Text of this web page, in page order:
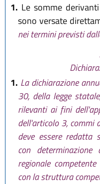
1. Le somme
sono versate
nei termini previsti
1. La dichiarazione
30, della legge
rilevanti ai fini
dell'articolo 3, commi
deve essere redatta
con
regionale
con la struttura